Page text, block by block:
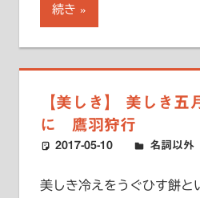
続き
【美しき】 美しき五
に 鷹羽狩行
2017-05-10 ハードエッ
名詞以外
美しき冷えをうぐひす餅